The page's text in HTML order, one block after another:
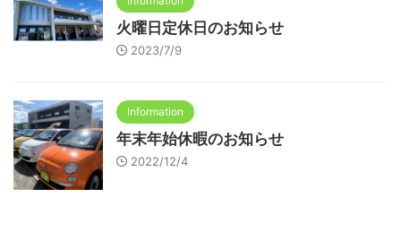
火曜日定休日のお知らせ
2023/7/9
Information
年末年始休暇のお知らせ
2022/12/4